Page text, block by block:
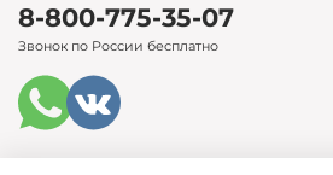
8-800-775-35-07
Звонок по России бесплатно